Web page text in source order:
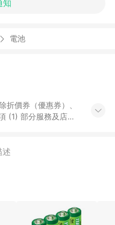
知
電池
電子書，請詳閱
帳，才享有 LINE
等其他網頁、或
述